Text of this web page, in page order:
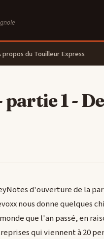
propos du Touilleur Express
1 -
d'ouverture de la
nous donne quelques
que l'an passé, en
qui viennent à 20